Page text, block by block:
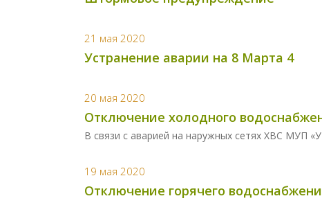
21 мая 2020
Устранение аварии на 8 Марта 4
20 мая 2020
Отключение холодного
В связи с аварией на наружных сетях ХВС МУП
19 мая 2020
Отключение горячего